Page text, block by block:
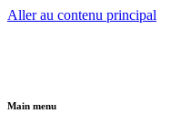
Aller au contenu principal
Main menu